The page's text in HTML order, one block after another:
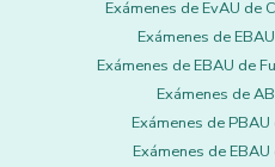
Exámenes de EvAU de
Exámenes de
Exámenes de EBAU de
Exámenes de
Exámenes de
Exámenes de